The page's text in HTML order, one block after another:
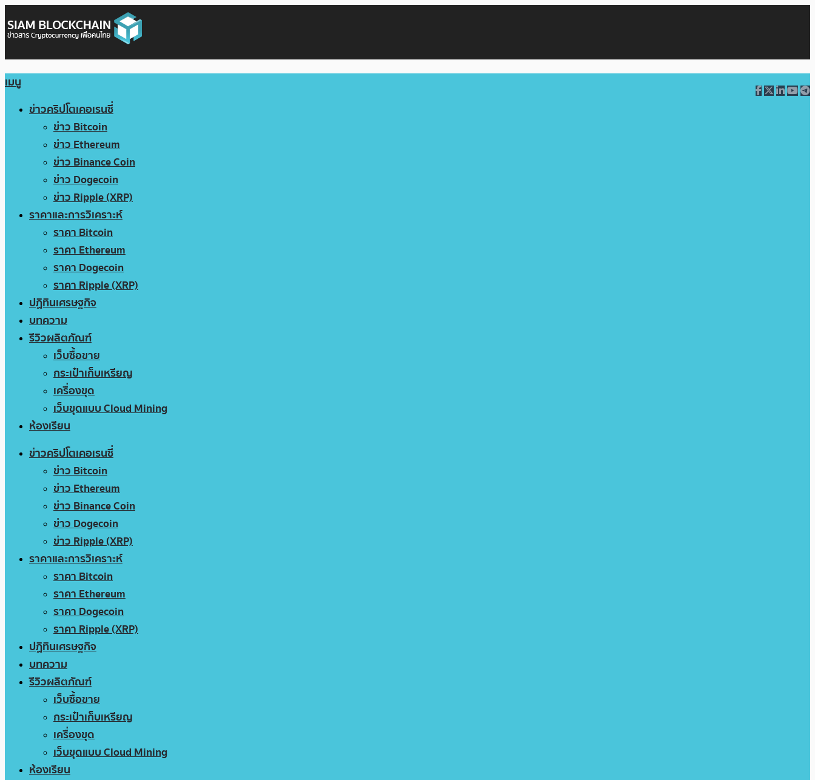
เมนู
ข่าวคริปโตเคอเรนซี่
ข่าว Bitcoin
ข่าว Ethereum
ข่าว Binance Coin
ข่าว Dogecoin
ข่าว Ripple (XRP)
ราคาและการวิเคราะห์
ราคา Bitcoin
ราคา Ethereum
ราคา Dogecoin
ราคา Ripple (XRP)
ปฏิทินเศรษฐกิจ
บทความ
รีวิวผลิตภัณฑ์
เว็บซื้อขาย
กระเป๋าเก็บเหรียญ
เครื่องขุด
เว็บขุดแบบ Cloud Mining
ห้องเรียน
ข่าวคริปโตเคอเรนซี่
ข่าว Bitcoin
ข่าว Ethereum
ข่าว Binance Coin
ข่าว Dogecoin
ข่าว Ripple (XRP)
ราคาและการวิเคราะห์
ราคา Bitcoin
ราคา Ethereum
ราคา Dogecoin
ราคา Ripple (XRP)
ปฏิทินเศรษฐกิจ
บทความ
รีวิวผลิตภัณฑ์
เว็บซื้อขาย
กระเป๋าเก็บเหรียญ
เครื่องขุด
เว็บขุดแบบ Cloud Mining
ห้องเรียน